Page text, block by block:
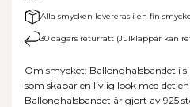
Alla smycken levereras i en fin
30 dagars returrätt (Julklappar kan
Om smycket: Ballonghalsbandet i
som skapar en livlig look med det
Ballonghalsbandet är gjort av 925